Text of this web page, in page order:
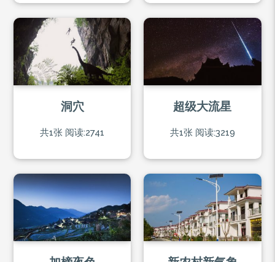
洞穴
共1张 阅读:2741
超级大流星
共1张 阅读:3219